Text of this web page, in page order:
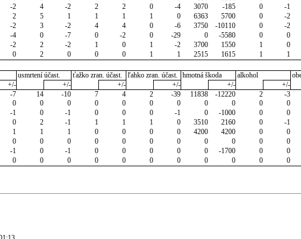
-2 4 -2 2 2 0 -4 3070 -185 0 -1
2 5 1 1 1 1 0 6363 5700 0 -2
-2 3 -2 4 4 0 -6 3750 -10110 0 -2
-4 0 -7 0 -2 0 -29 0 -5580 0 0
-2 2 -2 1 0 1 -2 3700 1550 1 0
0 2 0 0 0 1 1 2515 1615 1 1
usmrtení účast. ťažko zran. účast. ľahko zran. účast. hmotná škoda alkohol
+/-
+/- +/- +/- +/- +/-
-7 14 -10 7 4 2 -39 11838 -12220 2 -3
0 0 0 0 0 0 0 0 0 0 0
-1 0 -1 0 0 0 -1 0 -1000 0 0
0 2 -1 1 1 1 0 3510 2160 0 -1
1 1 1 0 0 0 0 4200 4200 0 0
0 0 0 0 0 0 0 0 0 0 0
-1 0 -1 0 0 0 0 0 -1700 0 0
0 0 0 0 0 0 0 0 0 0 0